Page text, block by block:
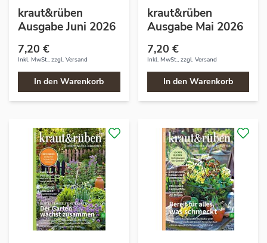
kraut&rüben
Ausgabe Juni 2026
7,20 €
Inkl. MwSt., zzgl. Versand
In den Warenkorb
kraut&rüben
Ausgabe Mai 2026
7,20 €
Inkl. MwSt., zzgl. Versand
In den Warenkorb